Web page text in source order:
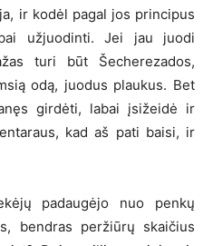
ir kodėl pagal jos principus
užjuodinti. Jei jau juodi
turi būt Šecherezados,
odą, juodus plaukus. Bet
girdėti, labai įsižeidė ir
kad aš pati baisi, ir
padaugėjo nuo penkų
bendras peržiūrų skaičius